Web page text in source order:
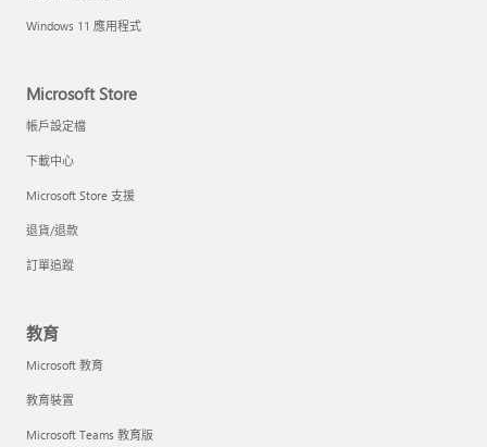
Windows 11 應用程式
Microsoft Store
帳戶設定檔
下載中心
Microsoft Store 支援
退貨/退款
訂單追蹤
教育
Microsoft 教育
教育裝置
Microsoft Teams 教育版